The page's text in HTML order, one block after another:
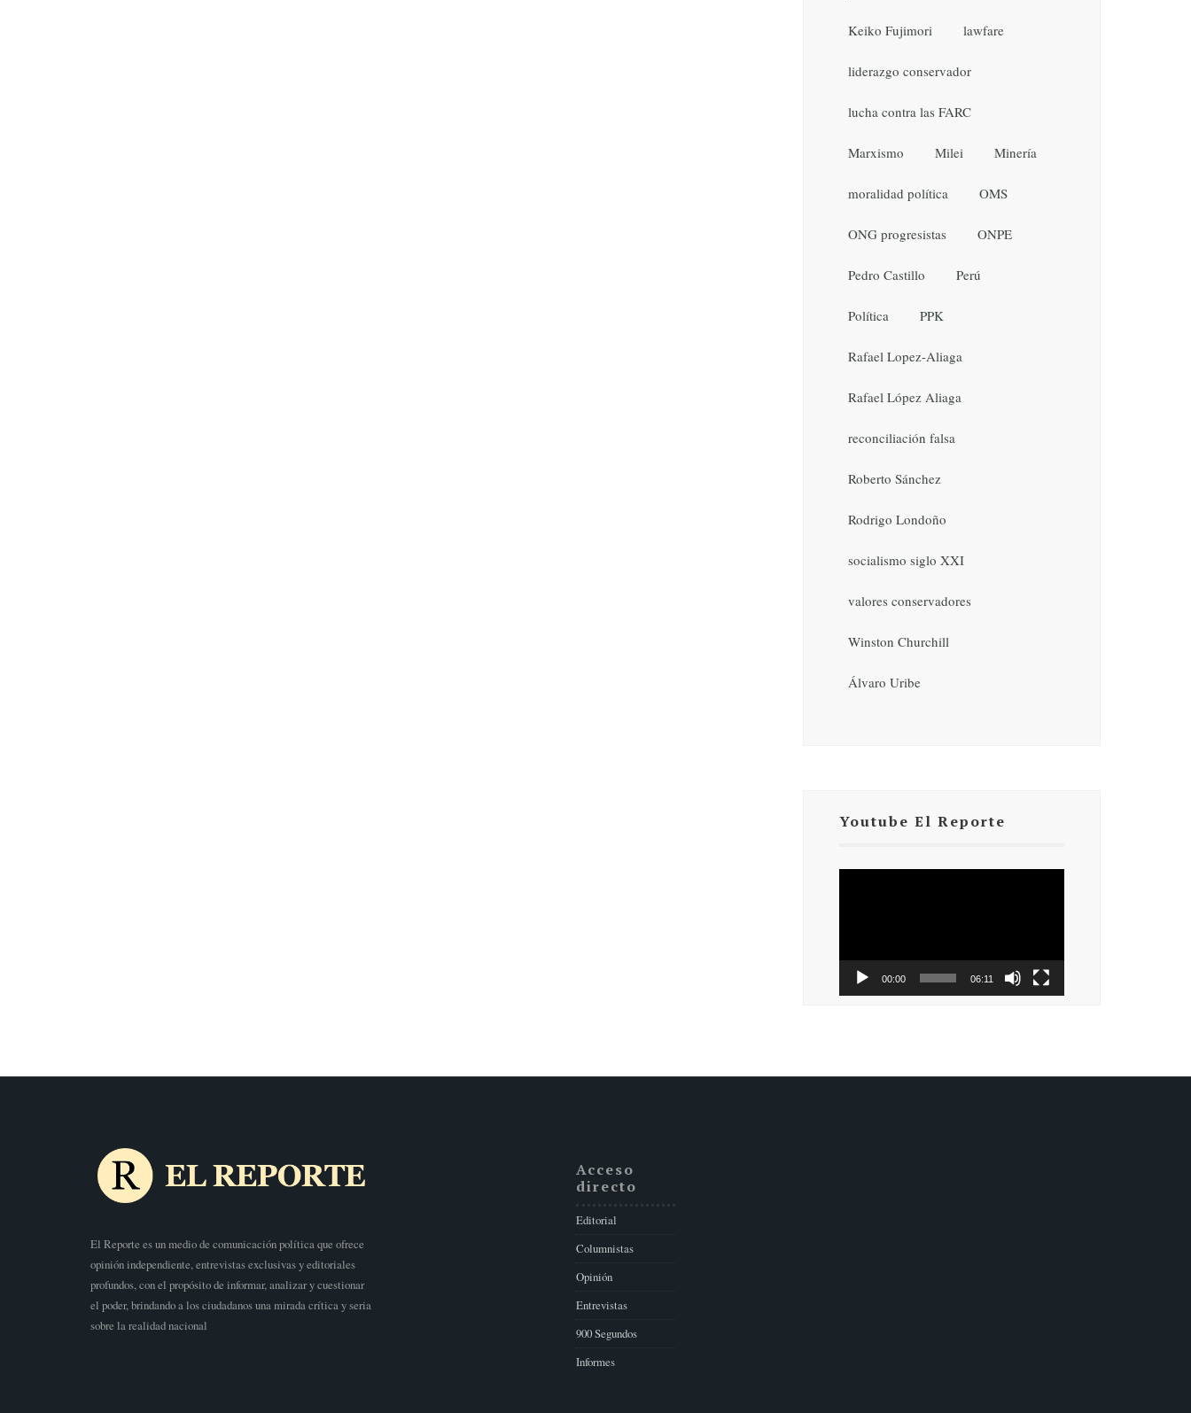
Keiko Fujimori lawfare
liderazgo conservador
lucha contra las FARC
Marxismo Milei Minería
moralidad política OMS
ONG progresistas ONPE
Pedro Castillo Perú
Política PPK
Rafael Lopez-Aliaga
Rafael López Aliaga
reconciliación falsa
Roberto Sánchez
Rodrigo Londoño
socialismo siglo XXI
valores conservadores
Winston Churchill
Álvaro Uribe
Youtube El Reporte
00:00 06:11
El Reporte es un medio de comunicación política que ofrece
opinión independiente, entrevistas exclusivas y editoriales
profundos, con el propósito de informar, analizar y cuestionar
el poder, brindando a los ciudadanos una mirada crítica y seria
sobre la realidad nacional
Acceso
directo
Editorial
Columnistas
Opinión
Entrevistas
900 Segundos
Informes